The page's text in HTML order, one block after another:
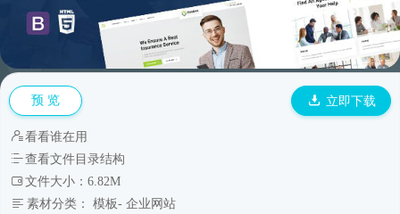
预 览 立即下载
看看谁在用
查看文件目录结构
文件大小：6.82M
素材分类： 模板- 企业网站